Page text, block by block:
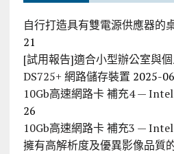
自行打造具有雙電源供應器的
21
[試用報告]適合小型辦公室與
DS725+ 網路儲存裝置 2025-
10Gb高速網路卡 補充4 —
26
10Gb高速網路卡 補充3 —
擁有高解析度及優異影像品質